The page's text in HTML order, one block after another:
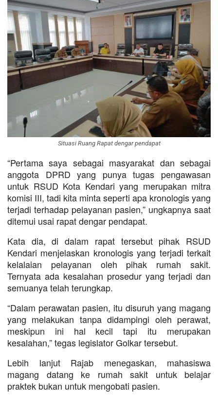
Situasi Ruang Rapat dengar pendapat
“Pertama saya sebagai masyarakat dan sebagai
anggota DPRD yang punya tugas pengawasan
untuk RSUD Kota Kendari yang merupakan mitra
komisi III, tadi kita minta seperti apa kronologis yang
terjadi terhadap pelayanan pasien,” ungkapnya saat
ditemui usai rapat dengar pendapat.
Kata dia, di dalam rapat tersebut pihak RSUD
Kendari menjelaskan kronologis yang terjadi terkait
kelalaian pelayanan oleh pihak rumah sakit.
Ternyata ada kesalahan prosedur yang terjadi dan
semuanya telah terungkap.
“Dalam perawatan pasien, itu disuruh yang magang
yang melakukan tanpa didampingi oleh perawat,
meskipun ini hal kecil tapi itu merupakan
kesalahan,” tegas legislator Golkar tersebut.
Lebih lanjut Rajab menegaskan, mahasiswa
magang datang ke rumah sakit untuk belajar
praktek bukan untuk mengobati pasien.